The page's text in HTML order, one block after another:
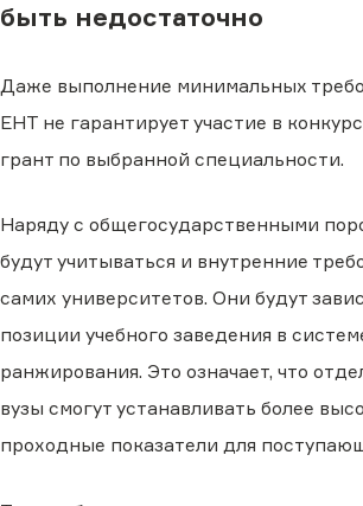
быть недостаточно
Даже выполнение минимальных
ЕНТ не гарантирует участие в
грант по выбранной специальности.
Наряду с общегосударственными
будут учитываться и внутренние
самих университетов. Они будут
позиции учебного заведения в
ранжирования. Это означает, что
вузы смогут устанавливать более
проходные показатели для